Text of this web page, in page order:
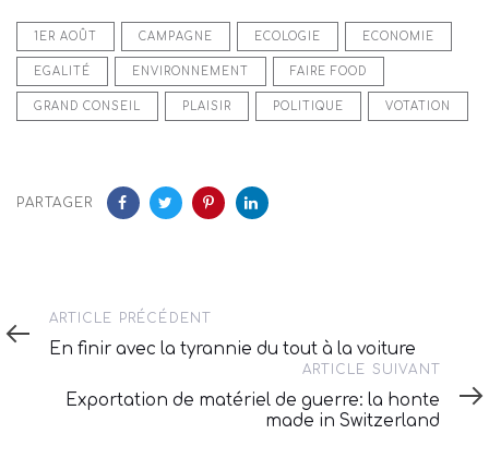
1ER AOÛT CAMPAGNE ECOLOGIE ECONOMIE
EGALITÉ ENVIRONNEMENT FAIRE FOOD
GRAND CONSEIL PLAISIR POLITIQUE VOTATION
PARTAGER
Article
précédent
ARTICLE PRÉCÉDENT
En finir avec la tyrannie du tout à la voiture
suivant
ARTICLE SUIVANT
Exportation de matériel de guerre: la honte
made in Switzerland